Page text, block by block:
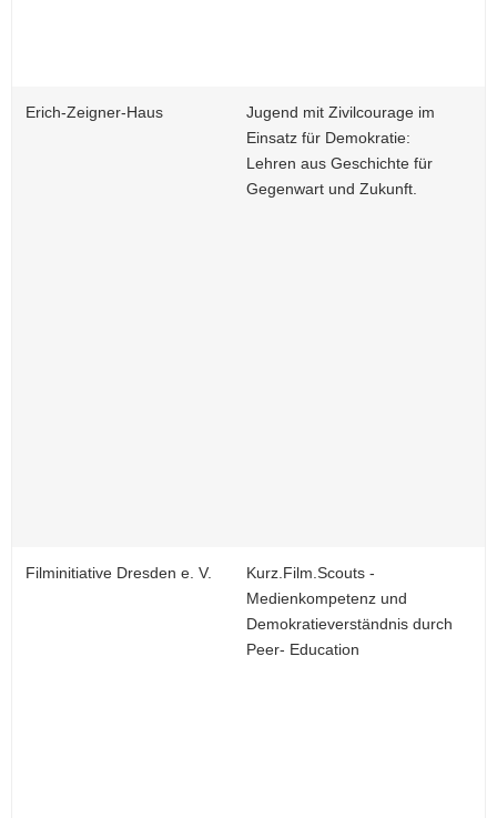
Erich-Zeigner-Haus
Jugend mit Zivilcourage im
Einsatz für Demokratie:
Lehren aus Geschichte für
Gegenwart und Zukunft.
Filminitiative Dresden e. V.
Kurz.Film.Scouts -
Medienkompetenz und
Demokratieverständnis durch
Peer- Education